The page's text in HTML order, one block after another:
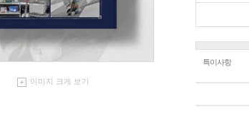
이미지 크게 보기
특이사항